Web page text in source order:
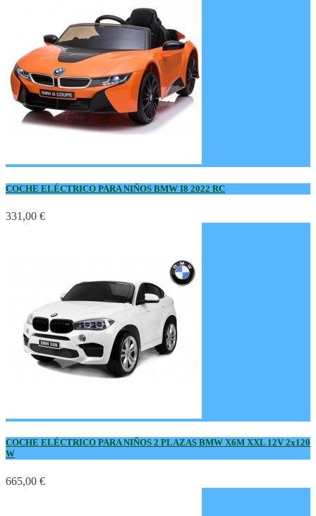
COCHE ELÉCTRICO PARA NIÑOS BMW I8 2022 RC
331,00 €
COCHE ELÉCTRICO PARA NIÑOS 2 PLAZAS BMW X6M XXL 12V 2x120
W
665,00 €